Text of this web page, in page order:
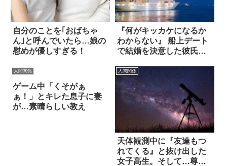
自分のことを｢おばちゃ
ん｣と呼んでいたら…娘の
慰めが優しすぎる！
『何がキッカケになるか
わからない』 船上デート
で結婚を決意した彼氏。
人間関係
ゲーム中「くそがぁ
ぁ！」とキレた息子に妻
が…素晴らしい教え
人間関係
天体観測中に『友達もつ
れてくる』と抜け出した
女子高生。そして…尊